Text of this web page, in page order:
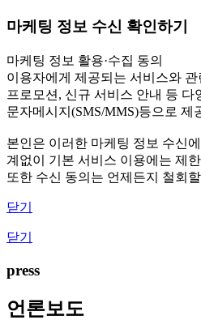
마케팅 정보 수신 확인하기
마케팅 정보 활용·수집 동의
이용자에게 제공되는 서비스와
프로모션, 신규 서비스 안내 등 다
문자메시지(SMS/MMS)등으로 제
본인은 이러한 마케팅 정보 수신
계없이 기본 서비스 이용에는 제
또한 수신 동의는 언제든지 철회
닫기
닫기
press
언론보도